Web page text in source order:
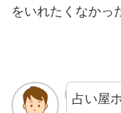
をいれたくなかっ
占い屋